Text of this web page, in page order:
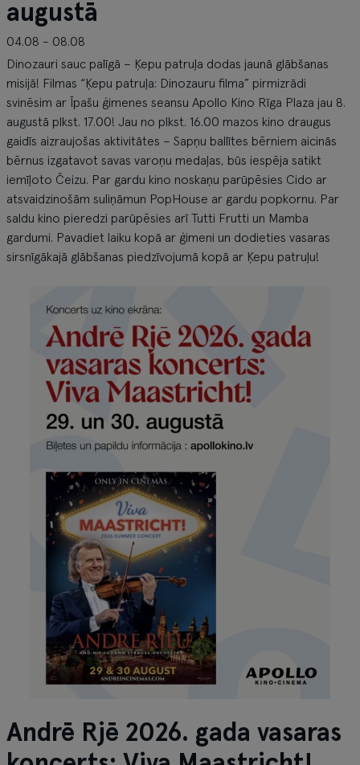
augustā
04.08 - 08.08
Dinozauri sauc palīgā – Ķepu patruļa dodas jaunā glābšanas
misijā! Filmas “Ķepu patruļa: Dinozauru filma” pirmizrādi
svinēsim ar Īpašu ģimenes seansu Apollo Kino Rīga Plaza jau 8.
augustā plkst. 17.00! Jau no plkst. 16.00 mazos kino draugus
gaidīs aizraujošas aktivitātes – Sapņu ballītes bērniem aicinās
bērnus izgatavot savas varoņu medaļas, būs iespēja satikt
iemīļoto Čeizu. Par gardu kino noskaņu parūpēsies Cido ar
atsvaidzinošām suliņāmun PopHouse ar gardu popkornu. Par
saldu kino pieredzi parūpēsies arī Tutti Frutti un Mamba
gardumi. Pavadiet laiku kopā ar ģimeni un dodieties vasaras
sirsnīgākajā glābšanas piedzīvojumā kopā ar Ķepu patruļu!
Andrē Rjē 2026. gada vasaras